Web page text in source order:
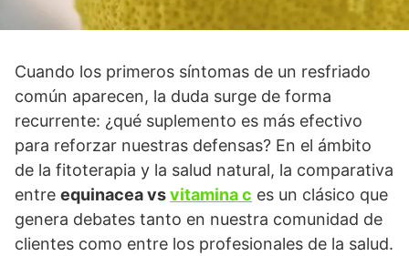
Cuando los primeros síntomas de un resfriado
común aparecen, la duda surge de forma
recurrente: ¿qué suplemento es más efectivo
para reforzar nuestras defensas? En el ámbito
de la fitoterapia y la salud natural, la comparativa
entre equinacea vsvitamina c es un clásico que
genera debates tanto en nuestra comunidad de
clientes como entre los profesionales de la salud.